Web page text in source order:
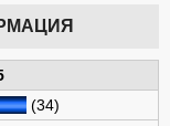
(34)